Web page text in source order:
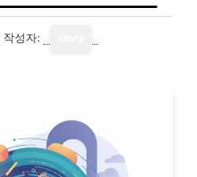
작성자: